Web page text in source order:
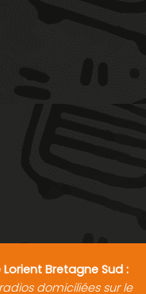
Lorient Bretagne Sud :
domiciliées sur le